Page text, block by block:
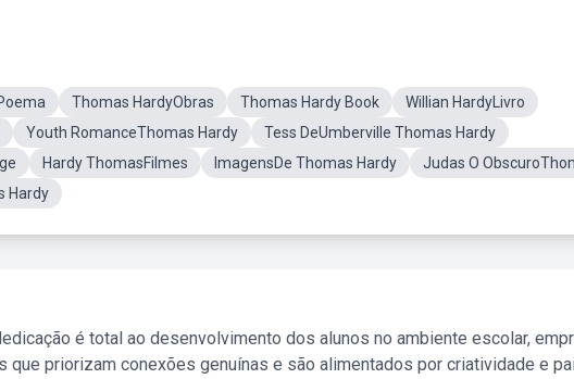
Thomas HardyObras Thomas Hardy Book
Willian HardyLivro
Youth RomanceThomas Hardy
Tess DeUmberville Thomas Hardy
Hardy ThomasFilmes ImagensDe Thomas Hardy
Judas O
Hardy
é total ao desenvolvimento dos alunos no ambiente escolar,
que priorizam conexões genuínas e são alimentados por criatividade e